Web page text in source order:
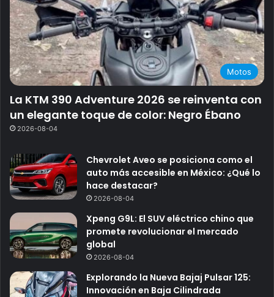
Motos
La KTM 390 Adventure 2026 se reinventa con
un elegante toque de color: Negro Ébano
2026-08-04
Chevrolet Aveo se posiciona como el
auto más accesible en México: ¿Qué lo
hace destacar?
2026-08-04
Xpeng G9L: El SUV eléctrico chino que
promete revolucionar el mercado
global
2026-08-04
Explorando la Nueva Bajaj Pulsar 125:
Innovación en Baja Cilindrada